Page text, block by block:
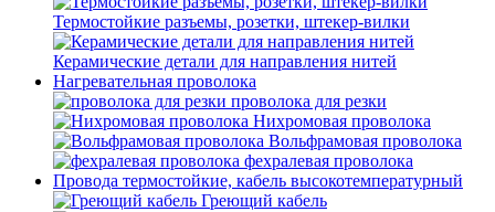
Термостойкие разъемы, розетки, штекер-вилки
Керамические детали для направления нитей
Нагревательная проволока
проволока для резки
Нихромовая проволока
Вольфрамовая проволока
фехралевая проволока
Провода термостойкие, кабель высокотемпературный
Греющий кабель